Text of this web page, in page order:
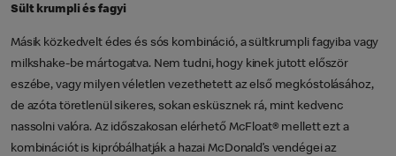
Sült krumpli és fagyi
Másik közkedvelt édes és sós kombináció, a sültkrumpli fagyiba vagy
milkshake-be mártogatva. Nem tudni, hogy kinek jutott először
eszébe, vagy milyen véletlen vezethetett az első megkóstolásához,
de azóta töretlenül sikeres, sokan esküsznek rá, mint kedvenc
nassolni valóra. Az időszakosan elérhető McFloat® mellett ezt a
kombinációt is kipróbálhatják a hazai McDonald’s vendégei az